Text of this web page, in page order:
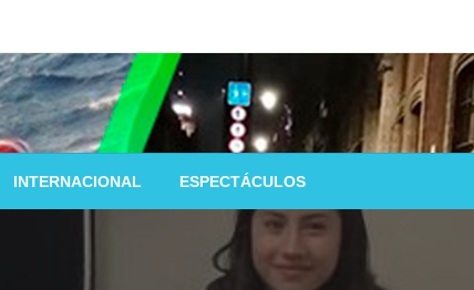
INTERNACIONAL ESPECTÁCULOS